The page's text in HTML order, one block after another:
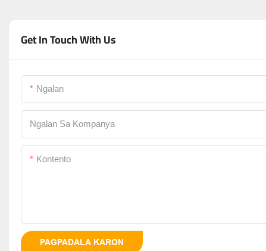
Get In Touch With Us
Ngalan
Ngalan Sa Kompanya
Kontento
PAGPADALA KARON